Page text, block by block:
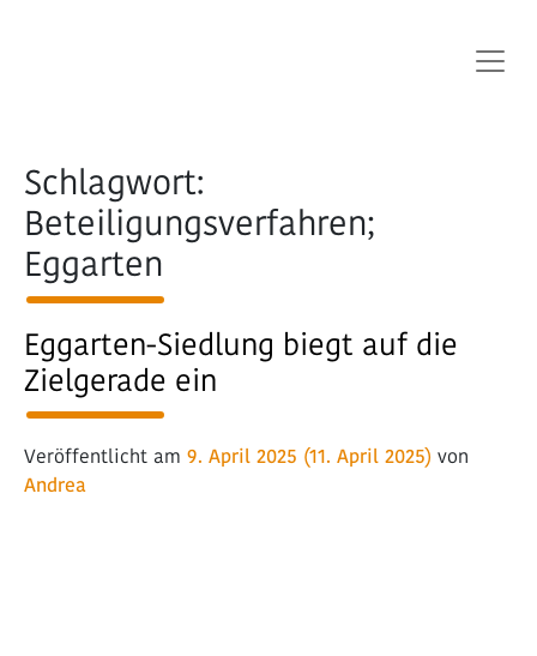
Schlagwort:
Beteiligungsverfahren;
Eggarten
Eggarten-Siedlung biegt auf die
Zielgerade ein
Veröffentlicht am 9. April 2025 (11. April 2025) von
Andrea